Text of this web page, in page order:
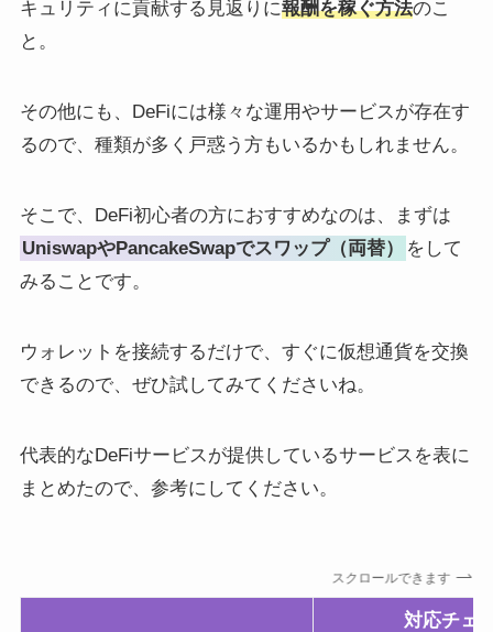
キュリティに貢献する見返りに報酬を稼ぐ方法のこ
と。
その他にも、DeFiには様々な運用やサービスが存在す
るので、種類が多く戸惑う方もいるかもしれません。
そこで、DeFi初心者の方におすすめなのは、まずは
UniswapやPancakeSwapでスワップ（両替）
をして
みることです。
ウォレットを接続するだけで、すぐに仮想通貨を交換
できるので、ぜひ試してみてくださいね。
代表的なDeFiサービスが提供しているサービスを表に
まとめたので、参考にしてください。
スクロールできます
対応チェ